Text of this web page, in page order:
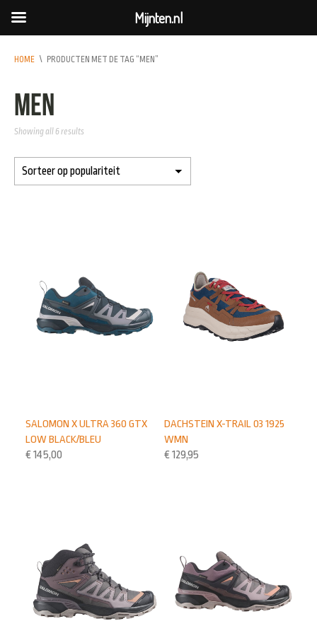
HOME \ PRODUCTEN MET DE TAG “MEN”
men
Showing all 6 results
DACHSTEIN X-TRAIL 03 1925
WMN
€ 129,95
SALOMON X ULTRA 360 GTX
LOW BLACK/BLEU
€ 145,00
Mijnten.nl